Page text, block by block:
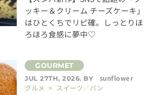
ッキー＆クリーム チーズケーキ」
はひとくちでリピ確。しっとりほ
ろほろ食感に夢中♡
JUL 27TH, 2026. BY
sunflower
グルメ > スイーツ／パン